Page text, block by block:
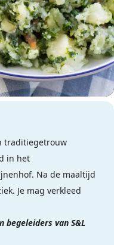
traditiegetrouw
in het
Na de maaltijd
Je mag verkleed
begeleiders van S&L